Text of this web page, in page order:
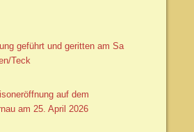
geführt und geritten am Sa
Teck
auf dem
am 25. April 2026